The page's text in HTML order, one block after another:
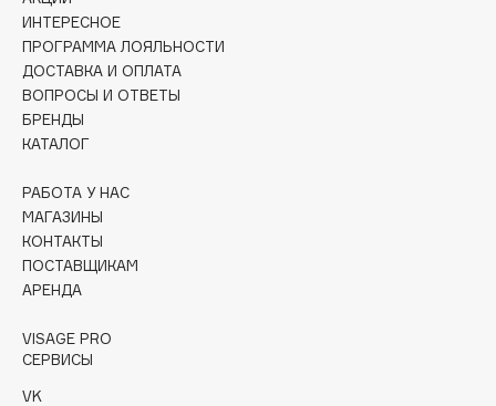
Collagenina
Consly
Corimo
CosRX
Cottolina
Cunzite
d'Alba
DABO
ИНТЕРЕСНОЕ
ПРОГРАММА ЛОЯЛЬНОСТИ
ДОСТАВКА И ОПЛАТА
ВОПРОСЫ И ОТВЕТЫ
БРЕНДЫ
КАТАЛОГ
РАБОТА У НАС
МАГАЗИНЫ
КОНТАКТЫ
ПОСТАВЩИКАМ
АРЕНДА
VISAGE PRO
СЕРВИСЫ
VK